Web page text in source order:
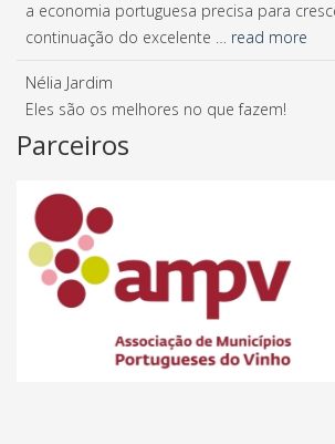
a economia portuguesa precisa para
continuação do excelente … read more
Nélia Jardim
Eles são os melhores no que fazem!
Parceiros